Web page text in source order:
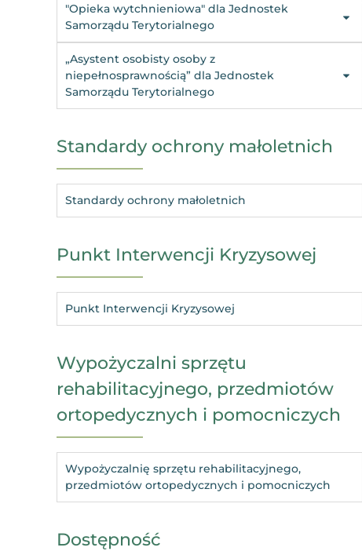
"Opieka wytchnieniowa" dla Jednostek
Samorządu Terytorialnego
„Asystent osobisty osoby z
niepełnosprawnością” dla Jednostek
Samorządu Terytorialnego
Standardy ochrony małoletnich
Standardy ochrony małoletnich
Punkt Interwencji Kryzysowej
Punkt Interwencji Kryzysowej
Wypożyczalni sprzętu
rehabilitacyjnego, przedmiotów
ortopedycznych i pomocniczych
Wypożyczalnię sprzętu rehabilitacyjnego,
przedmiotów ortopedycznych i pomocniczych
Dostępność